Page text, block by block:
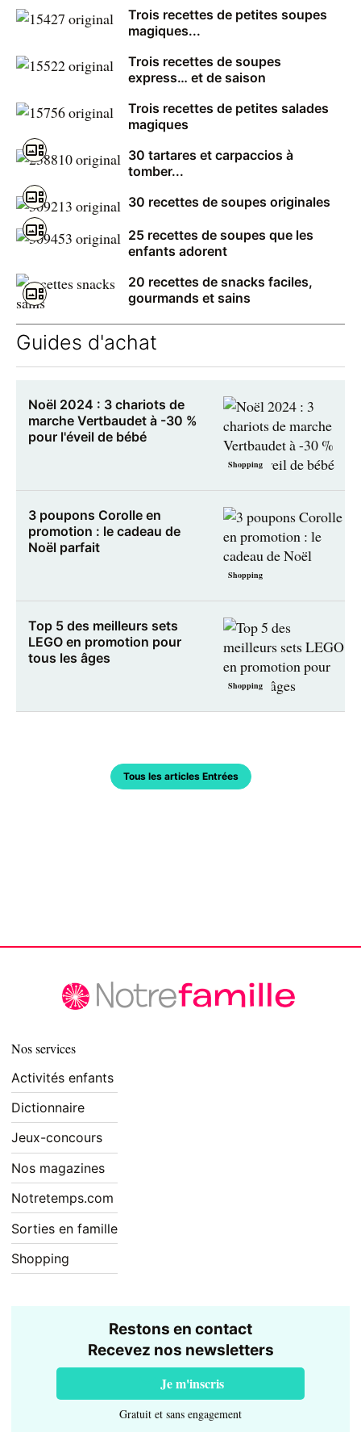
Trois recettes de petites soupes
magiques...
Trois recettes de soupes
express… et de saison
Trois recettes de petites salades
magiques
30 tartares et carpaccios à
tomber...
30 recettes de soupes originales
25 recettes de soupes que les
enfants adorent
20 recettes de snacks faciles,
gourmands et sains
Guides d'achat
Shopping
Noël 2024 : 3 chariots de
marche Vertbaudet à -30 %
pour l'éveil de bébé
Shopping
3 poupons Corolle en
promotion : le cadeau de
Noël parfait
Shopping
Top 5 des meilleurs sets
LEGO en promotion pour
tous les âges
Tous les articles Entrées
Nos services
Activités enfants
Dictionnaire
Jeux-concours
Nos magazines
Notretemps.com
Sorties en famille
Shopping
Restons en contact
Recevez nos newsletters
Je m'inscris
Gratuit et sans engagement